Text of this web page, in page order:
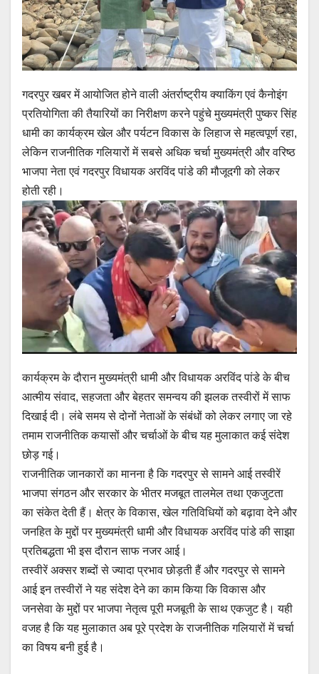
गदरपुर खबर में आयोजित होने वाली अंतर्राष्ट्रीय क्याकिंग एवं कैनोइंग
प्रतियोगिता की तैयारियों का निरीक्षण करने पहुंचे मुख्यमंत्री पुष्कर सिंह
धामी का कार्यक्रम खेल और पर्यटन विकास के लिहाज से महत्वपूर्ण रहा,
लेकिन राजनीतिक गलियारों में सबसे अधिक चर्चा मुख्यमंत्री और वरिष्ठ
भाजपा नेता एवं गदरपुर विधायक अरविंद पांडे की मौजूदगी को लेकर
होती रही।
कार्यक्रम के दौरान मुख्यमंत्री धामी और विधायक अरविंद पांडे के बीच
आत्मीय संवाद, सहजता और बेहतर समन्वय की झलक तस्वीरों में साफ
दिखाई दी। लंबे समय से दोनों नेताओं के संबंधों को लेकर लगाए जा रहे
तमाम राजनीतिक कयासों और चर्चाओं के बीच यह मुलाकात कई संदेश
छोड़ गई।
राजनीतिक जानकारों का मानना है कि गदरपुर से सामने आई तस्वीरें
भाजपा संगठन और सरकार के भीतर मजबूत तालमेल तथा एकजुटता
का संकेत देती हैं। क्षेत्र के विकास, खेल गतिविधियों को बढ़ावा देने और
जनहित के मुद्दों पर मुख्यमंत्री धामी और विधायक अरविंद पांडे की साझा
प्रतिबद्धता भी इस दौरान साफ नजर आई।
तस्वीरें अक्सर शब्दों से ज्यादा प्रभाव छोड़ती हैं और गदरपुर से सामने
आई इन तस्वीरों ने यह संदेश देने का काम किया कि विकास और
जनसेवा के मुद्दों पर भाजपा नेतृत्व पूरी मजबूती के साथ एकजुट है। यही
वजह है कि यह मुलाकात अब पूरे प्रदेश के राजनीतिक गलियारों में चर्चा
का विषय बनी हुई है।